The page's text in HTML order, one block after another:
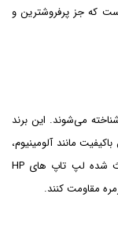
که جز پرفروشترین و
می‌شوند. این برند
مانند آلومینیوم،
فیبر کربن و منیزیم استفاده میکند. این موضوع باعث شده لپ تاپ های HP
مقاومت کنند.